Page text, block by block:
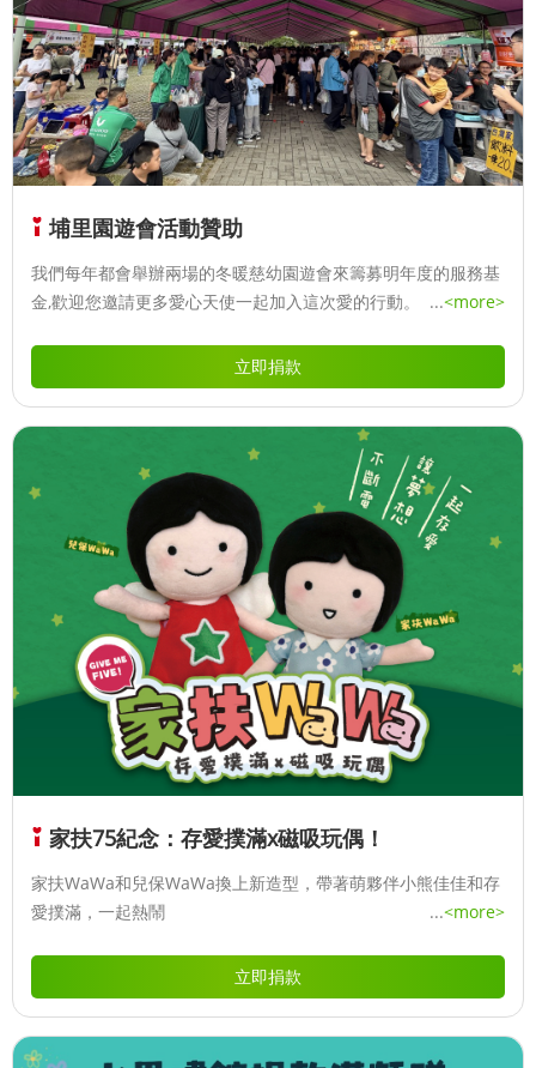
埔里園遊會活動贊助
我們每年都會舉辦兩場的冬暖慈幼園遊會來籌募明年度的服務基
金,歡迎您邀請更多愛心天使一起加入這次愛的行動。
...<more>
立即捐款
家扶75紀念：存愛撲滿x磁吸玩偶！
家扶WaWa和兒保WaWa換上新造型，帶著萌夥伴小熊佳佳和存
愛撲滿，一起熱鬧
...<more>
立即捐款